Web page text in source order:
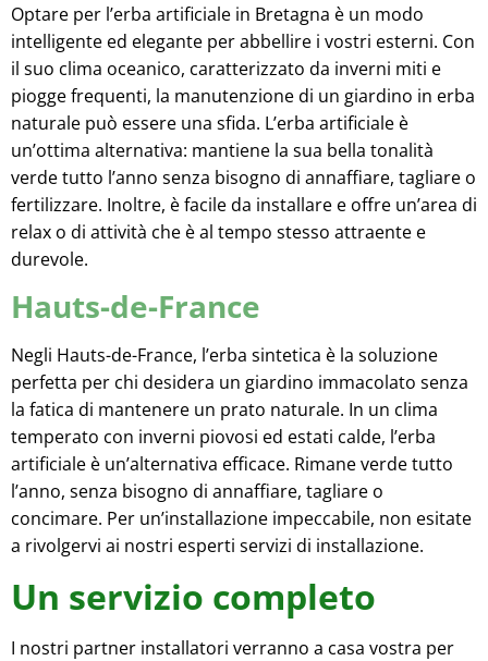
Optare per l’erba artificiale in Bretagna è un modo
intelligente ed elegante per abbellire i vostri esterni. Con
il suo clima oceanico, caratterizzato da inverni miti e
piogge frequenti, la manutenzione di un giardino in erba
naturale può essere una sfida. L’erba artificiale è
un’ottima alternativa: mantiene la sua bella tonalità
verde tutto l’anno senza bisogno di annaffiare, tagliare o
fertilizzare. Inoltre, è facile da installare e offre un’area di
relax o di attività che è al tempo stesso attraente e
durevole.
Hauts-de-France
Negli Hauts-de-France, l’erba sintetica è la soluzione
perfetta per chi desidera un giardino immacolato senza
la fatica di mantenere un prato naturale. In un clima
temperato con inverni piovosi ed estati calde, l’erba
artificiale è un’alternativa efficace. Rimane verde tutto
l’anno, senza bisogno di annaffiare, tagliare o
concimare. Per un’installazione impeccabile, non esitate
a rivolgervi ai nostri esperti servizi di installazione.
Un servizio completo
I nostri partner installatori verranno a casa vostra per